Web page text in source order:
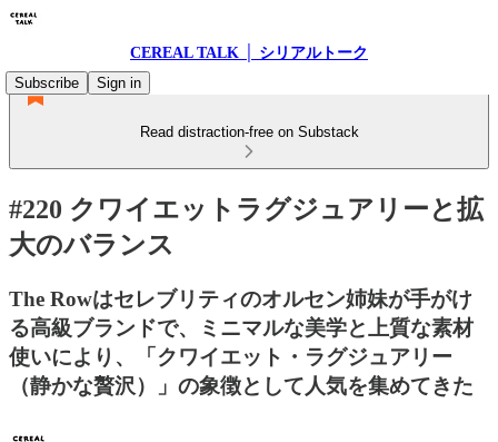
CEREAL TALK │ シリアルトーク
Subscribe
Sign in
Read distraction-free on Substack
#220 クワイエットラグジュアリーと拡
大のバランス
The Rowはセレブリティのオルセン姉妹が手がけ
る高級ブランドで、ミニマルな美学と上質な素材
使いにより、「クワイエット・ラグジュアリー
（静かな贅沢）」の象徴として人気を集めてきた